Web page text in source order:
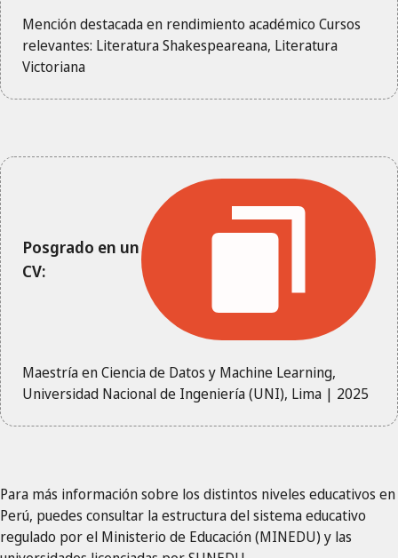
Mención destacada en rendimiento académico Cursos
relevantes: Literatura Shakespeareana, Literatura
Victoriana
Posgrado en un
CV:
Maestría en Ciencia de Datos y Machine Learning,
Universidad Nacional de Ingeniería (UNI), Lima | 2025
Para más información sobre los distintos niveles educativos en
Perú, puedes consultar la estructura del sistema educativo
regulado por el Ministerio de Educación (MINEDU) y las